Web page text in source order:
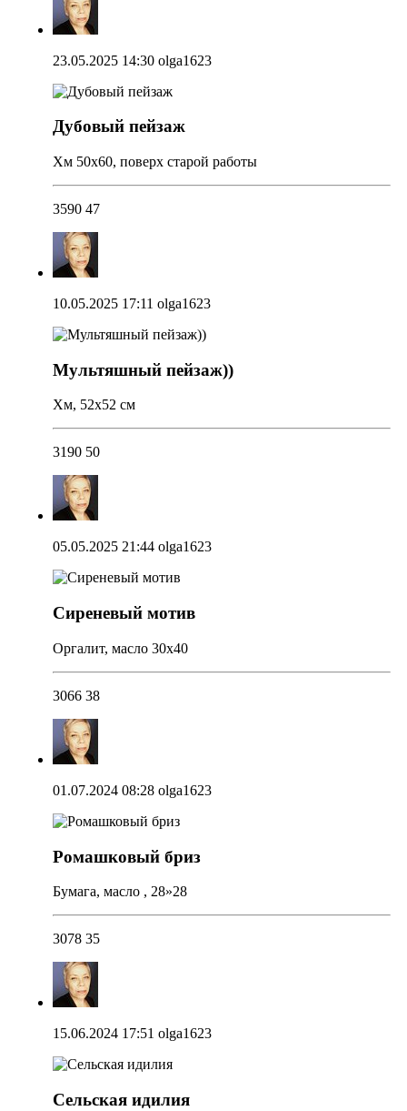
23.05.2025 14:30 olga1623
Дубовый пейзаж
Хм 50х60, поверх старой работы
3590 47
10.05.2025 17:11 olga1623
Мультяшный пейзаж))
Хм, 52х52 см
3190 50
05.05.2025 21:44 olga1623
Сиреневый мотив
Оргалит, масло 30х40
3066 38
01.07.2024 08:28 olga1623
Ромашковый бриз
Бумага, масло , 28»28
3078 35
15.06.2024 17:51 olga1623
Сельская идилия